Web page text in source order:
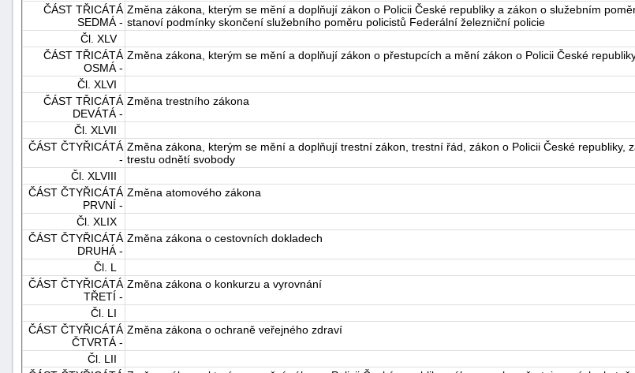
ČÁST TŘICÁTÁ
SEDMÁ -
Změna zákona, kterým se mění a doplňují zákon o Policii České republiky a zákon o služebním
stanoví podmínky skončení služebního poměru policistů Federální železniční policie
Čl. XLV
ČÁST TŘICÁTÁ
OSMÁ -
Změna zákona, kterým se mění a doplňují zákon o přestupcích a mění zákon o Policii České
Čl. XLVI
ČÁST TŘICÁTÁ
DEVÁTÁ -
Změna trestního zákona
Čl. XLVII
ČÁST ČTYŘICÁTÁ
-
Změna zákona, kterým se mění a doplňují trestní zákon, trestní řád, zákon o Policii České republiky,
trestu odnětí svobody
Čl. XLVIII
ČÁST ČTYŘICÁTÁ
PRVNÍ -
Změna atomového zákona
Čl. XLIX
ČÁST ČTYŘICÁTÁ
DRUHÁ -
Změna zákona o cestovních dokladech
Čl. L
ČÁST ČTYŘICÁTÁ
TŘETÍ -
Změna zákona o konkurzu a vyrovnání
Čl. LI
ČÁST ČTYŘICÁTÁ
ČTVRTÁ -
Změna zákona o ochraně veřejného zdraví
Čl. LII